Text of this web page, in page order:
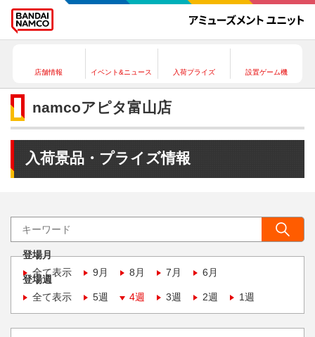
店舗情報 イベント&ニュース 入荷プライズ 設置ゲーム機
namcoアピタ富山店
入荷景品・プライズ情報
登場月
全て表示
9月 8月 7月 6月
登場週
全て表示
5週 4週 3週 2週 1週